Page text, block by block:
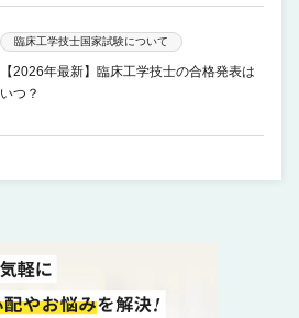
臨床工学技士国家試験について
【2026年最新】臨床工学技士の合格発表は
いつ？